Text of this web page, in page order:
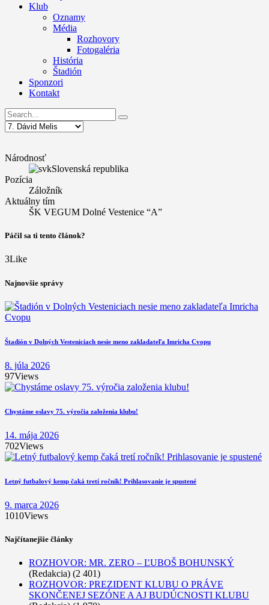
Klub
Oznamy
Média
Rozhovory
Fotogaléria
História
Štadión
Sponzori
Kontakt
Národnosť
Slovenská republika
Pozícia
Záložník
Aktuálny tím
ŠK VEGUM Dolné Vestenice “A”
Páčil sa ti tento článok?
3Like
Najnovšie správy
Štadión v Dolných Vesteniciach nesie meno zakladateľa Imricha Cvopu
8. júla 2026
97Views
Chystáme oslavy 75. výročia založenia klubu!
14. mája 2026
702Views
Letný futbalový kemp čaká tretí ročník! Prihlasovanie je spustené
9. marca 2026
1010Views
Najčítanejšie články
ROZHOVOR: MR. ZERO – ĽUBOŠ BOHUNSKÝ
(Redakcia) (2 401)
ROZHOVOR: PREZIDENT KLUBU O PRÁVE
SKONČENEJ SEZÓNE A AJ BUDÚCNOSTI KLUBU